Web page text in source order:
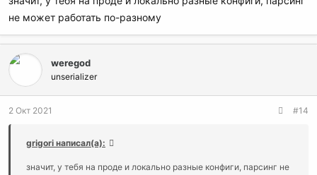
не может работать по-разному
weregod
unserializer
2 Окт 2021 #14
grigori написал(а):
значит, у тебя на проде и локально разные конфиги, парсинг не